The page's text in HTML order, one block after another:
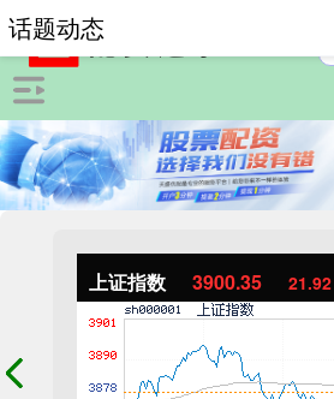
上证指数 3900.35 21.92
话题动态